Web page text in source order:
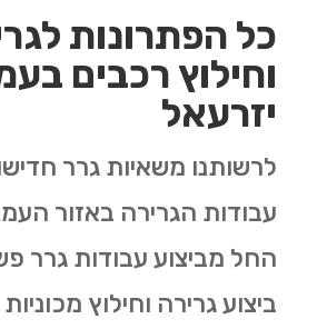
כל הפתרונות
וחילוץ רכבים
יזרעאל
לרשותנו משאיות גרר
עבודות הגרירה באזור
החל מביצוע עבודות גרר
ביצוע גרירה וחילוץ